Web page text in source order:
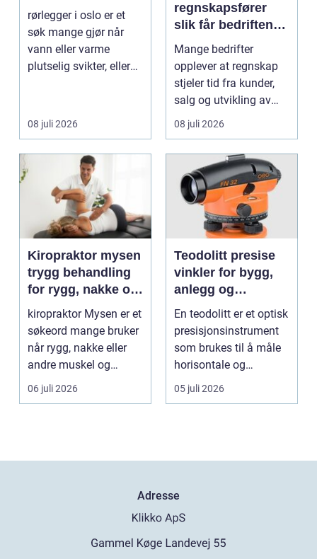
rørlegger i oslo er et
søk mange gjør når
vann eller varme
plutselig svikter, eller
08 juli 2026
regnskapsfører
slik får bedriften
mer ut av
regnskapet
Mange bedrifter
opplever at regnskap
stjeler tid fra kunder,
salg og utvikling av
virksomheten. Samt...
08 juli 2026
Kiropraktor mysen
trygg behandling
for rygg, nakke og
ledd
kiropraktor Mysen er et
søkeord mange bruker
når rygg, nakke eller
andre muskel og
leddplager begynn...
06 juli 2026
Teodolitt presise
vinkler for bygg,
anlegg og
kartlegging
En teodolitt er et optisk
presisjonsinstrument
som brukes til å måle
horisontale og
vertikale vinkle...
05 juli 2026
Adresse